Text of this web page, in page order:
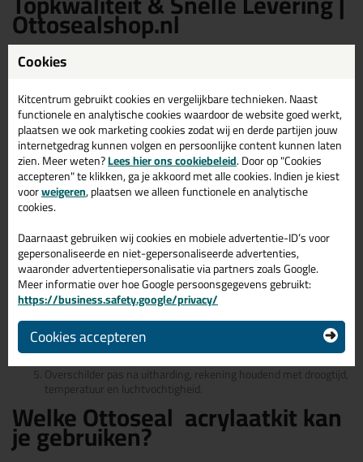
Ottosealshop.nl
Wat is Ottoseal acrylaatkit?
Acrylaatkit is een veelgebruikte afdichtingskit. Deze kit wordt vaak
toegepast in de afbouw, interieurbouw en bij renovatieprojecten. Het
product is vooral geschikt voor binnengebruik en hecht goed op poreuze
ondergronden zoals beton, gips, hout en metselwerk. Een belangrijk
voordeel van acrylaatkit is dat het na uitharding overschilderbaar is.
Hierdoor kun je naden, kieren en voegen netjes wegwerken zonder dat
de kit zichtbaar blijft. Acrylaatkit droogt snel, is geurarm en gemakkelijk
aan te brengen, wat het populair maakt bij zowel vakmensen als doe-
het-zelvers.
Hoe gebruik je Ottoseal
acrylaatkit?
Maak de ondergrond schoon, droog en vetvrij.
Breng de kit gelijkmatig aan met een kitpistool.
Strijk de kit binnen enkele minuten glad met een natte vinger of
afstrijkmiddel.
Laat de kit volledig uitharden.
Overschilder pas na uitharding, rekening houdend met droogtijd,
temperatuur en luchtvochtigheid.
Welke Ottoseal acrylaatkit kan
je gebruiken?
Cookies
Kitcentrum gebruikt cookies en vergelijkbare technieken. Naast
functionele en analytische cookies waardoor de website goed werkt,
plaatsen we ook marketing cookies zodat wij en derde partijen jouw
internetgedrag kunnen volgen en persoonlijke content kunnen laten
zien. Meer weten?Lees hier ons cookiebeleid. Door op "Cookies
accepteren" te klikken, ga je akkoord met alle cookies. Indien je kiest
voorweigeren, plaatsen we alleen functionele en analytische
cookies.
Daarnaast gebruiken wij cookies en mobiele advertentie-ID’s voor
gepersonaliseerde en niet-gepersonaliseerde advertenties,
waaronder advertentiepersonalisatie via partners zoals Google.
Meer informatie over hoe Google persoonsgegevens gebruikt:
https://business.safety.google/privacy/
Cookies accepteren